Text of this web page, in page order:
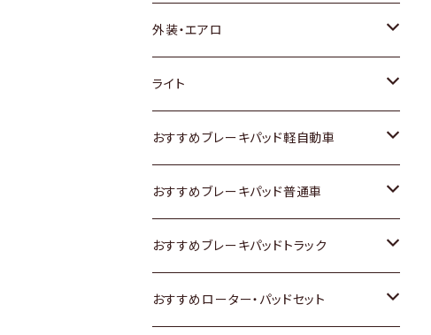
トヨタ
ホンダ
スズキ
日産
いすゞ
ダイハツ
外装・エアロ
トヨタ
ホンダ
スズキ
日産
いすゞ
ライト
トヨタ
スズキ
日産
いすゞ
おすすめブレーキパッド軽自動車
トヨタ
ホンダ
スズキ
おすすめブレーキパッド普通車
トヨタ
ホンダ
おすすめブレーキパッドトラック
トヨタ
おすすめローター・パッドセット